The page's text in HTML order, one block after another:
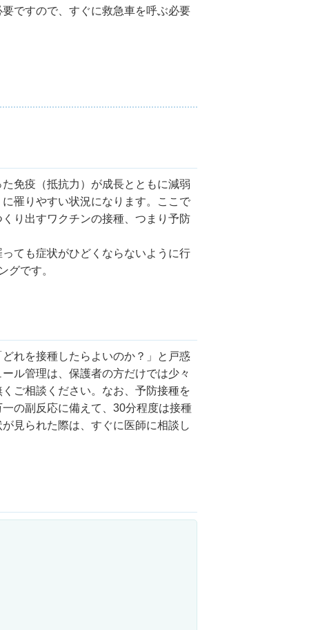
ですので、すぐに救急車を呼ぶ必要
免疫（抵抗力）が成長とともに減弱
罹りやすい状況になります。ここで
り出すワクチンの接種、つまり予防
ても症状がひどくならないように行
グです。
れを接種したらよいのか？」と戸惑
ル管理は、保護者の方だけでは少々
ご相談ください。なお、予防接種を
の副反応に備えて、30分程度は接種
見られた際は、すぐに医師に相談し